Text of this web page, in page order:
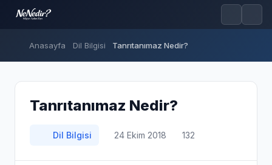
Anasayfa Dil Bilgisi Tanrıtanımaz Nedir?
Tanrıtanımaz Nedir?
Dil Bilgisi 24 Ekim 2018 132